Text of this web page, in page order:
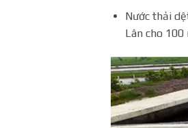
Nước thải
Lân cho